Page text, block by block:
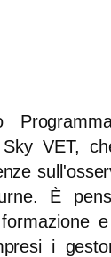
Sky VET,
È
i